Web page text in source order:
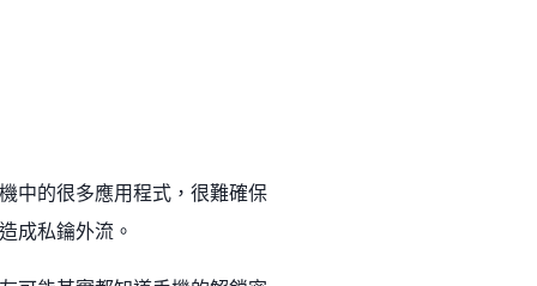
中的很多應用程式，很難確保
成私鑰外流。